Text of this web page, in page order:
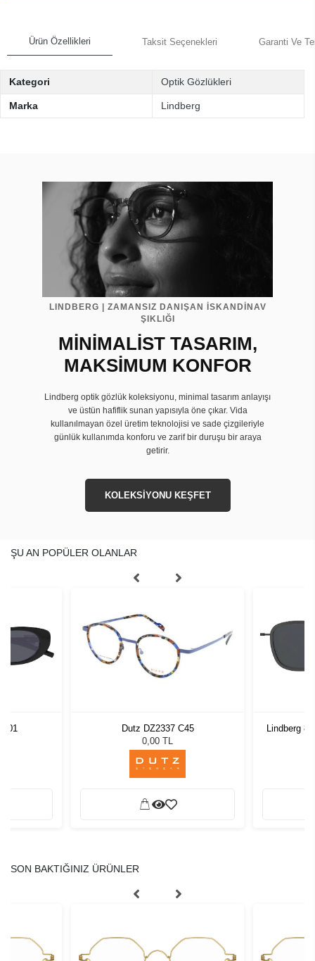
Ürün Özellikleri Taksit Seçenekleri Garanti Ve
Kategori Optik Gözlükleri
Marka Lindberg
LINDBERG | ZAMANSIZ DANIŞAN İSKANDİNAV
ŞIKLIĞI
MİNİMALİST TASARIM,
MAKSİMUM KONFOR
Lindberg optik gözlük koleksiyonu, minimal tasarım anlayışı
ve üstün hafiflik sunan yapısıyla öne çıkar. Vida
kullanılmayan özel üretim teknolojisi ve sade çizgileriyle
günlük kullanımda konforu ve zarif bir duruşu bir araya
getirir.
KOLEKSİYONU KEŞFET
ŞU AN POPÜLER OLANLAR
Dutz DZ2337 C45
0,00 TL
Lindberg
SON BAKTIĞINIZ ÜRÜNLER